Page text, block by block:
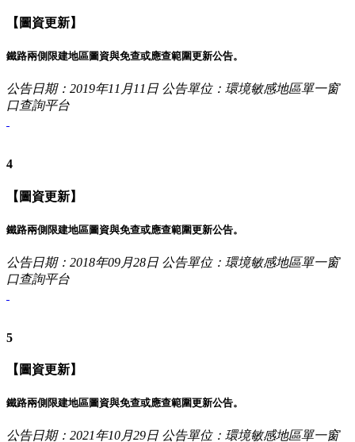
【圖資更新】
鐵路兩側限建地區圖資與免查或應查範圍更新公告。
公告日期：2019年11月11日 公告單位：環境敏感地區單一窗
口查詢平台
4
【圖資更新】
鐵路兩側限建地區圖資與免查或應查範圍更新公告。
公告日期：2018年09月28日 公告單位：環境敏感地區單一窗
口查詢平台
5
【圖資更新】
鐵路兩側限建地區圖資與免查或應查範圍更新公告。
公告日期：2021年10月29日 公告單位：環境敏感地區單一窗